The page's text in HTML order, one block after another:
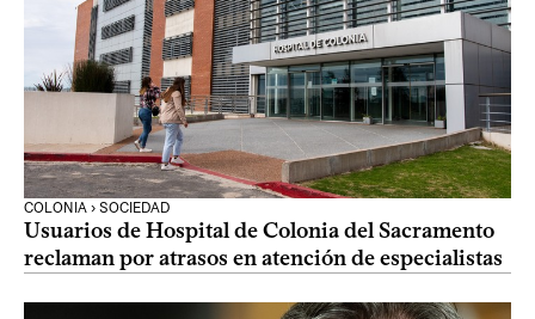
COLONIA › SOCIEDAD
Usuarios de Hospital de Colonia del Sacramento
reclaman por atrasos en atención de especialistas